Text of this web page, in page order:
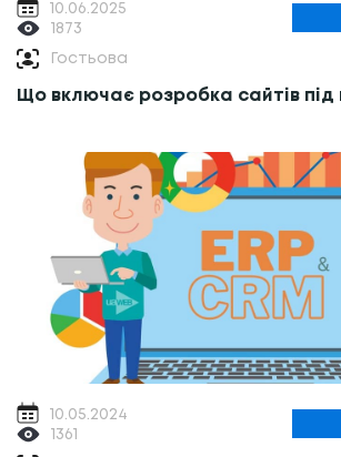
10.06.2025
1873
Гостьова
Що включає розробка сайтів під
10.05.2024
1361